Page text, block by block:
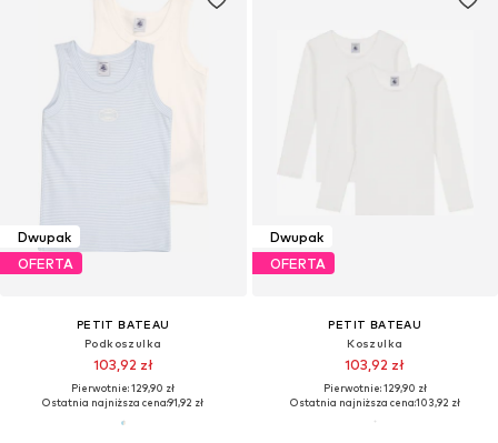
Dwupak
OFERTA
PETIT BATEAU
Podkoszulka
103,92 zł
Pierwotnie: 129,90 zł
Ostatnia najniższa cena:91,92 zł
Dwupak
OFERTA
PETIT BATEAU
Koszulka
103,92 zł
Pierwotnie: 129,90 zł
Ostatnia najniższa cena:103,92 zł